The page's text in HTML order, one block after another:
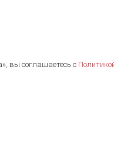
вы соглашаетесь с